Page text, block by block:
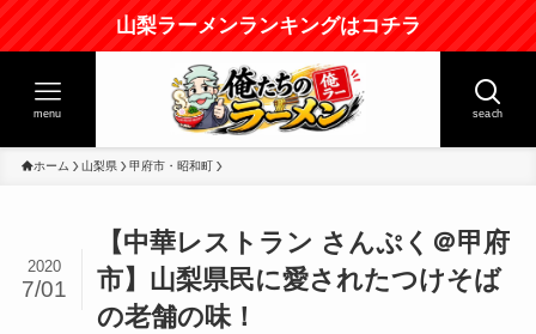
山梨ラーメンランキングはコチラ
seach
menu
ホーム 山梨県 甲府市・昭和町
【中華レストラン さんぷく＠甲府
市】山梨県民に愛されたつけそば
の老舗の味！
2020
7/01